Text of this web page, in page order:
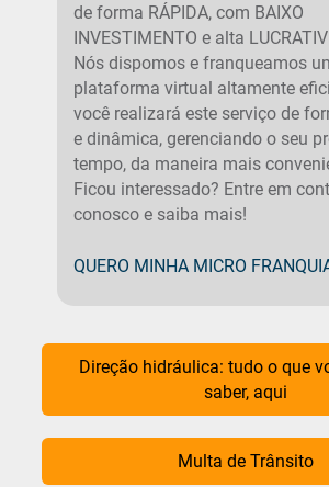
de forma RÁPIDA, com BAIXO
INVESTIMENTO e alta
Nós dispomos e franqueamos
plataforma virtual altamente
você realizará este serviço de
e dinâmica, gerenciando o seu
tempo, da maneira mais
Ficou interessado? Entre em
conosco e saiba mais!
QUERO MINHA MICRO
Direção hidráulica: tudo o que
saber, aqui
Multa de Trânsito